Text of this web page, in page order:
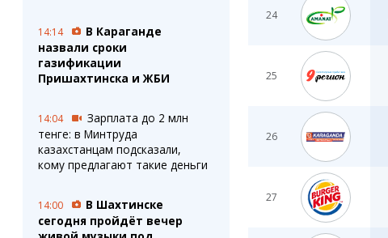
14:14
В Караганде
назвали сроки
газификации
Пришахтинска и ЖБИ
14:04
Зарплата до 2 млн
тенге: в Минтруда
казахстанцам подсказали,
кому предлагают такие деньги
14:00
В Шахтинске
сегодня пройдёт вечер
24
25
26
27